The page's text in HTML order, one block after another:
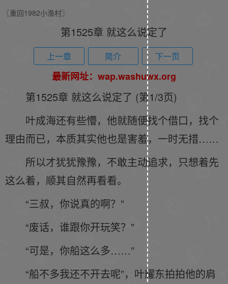
〖重回1982小渔村〗
第1525章 就这么说定了
上一章 简介 下一页
最新网址：wap.washuwx.org
第1525章 就这么说定了 (第1/3页)
叶成海还有些懵，他就随便找个借口，找个
理由而已，本质其实他也是害羞，一时无措……
所以才犹犹豫豫，不敢主动追求，只想着先
这么着，顺其自然再看看。
“三叔，你说真的啊？”
“废话，谁跟你开玩笑？”
“可是，你船这么多……”
“船不多我还不开去呢”，叶耀东拍拍他的肩